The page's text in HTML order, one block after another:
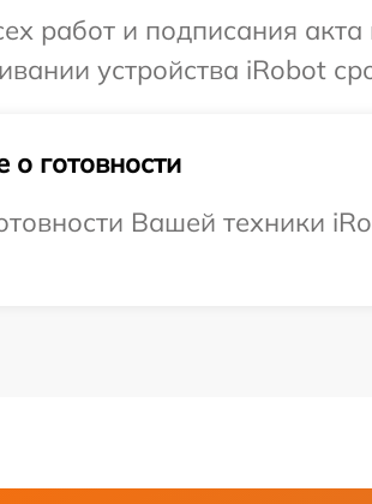
работ и подписания
устройства iRobot
готовности
Вашей техники